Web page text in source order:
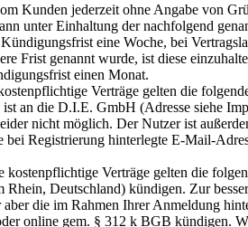
Kunden jederzeit ohne Angabe von
unter Einhaltung der nachfolgend
eine Woche, bei
Frist genannt wurde, ist diese
einen Monat.
Verträge gelten die
an die D.I.E. GmbH (Adresse siehe
nicht möglich. Der Nutzer ist
Registrierung hinterlegte E-Mail-
kostenpflichtige Verträge gelten die
Rhein, Deutschland) kündigen. Zur
die im Rahmen Ihrer Anmeldung
online gem. § 312 k BGB kündigen.